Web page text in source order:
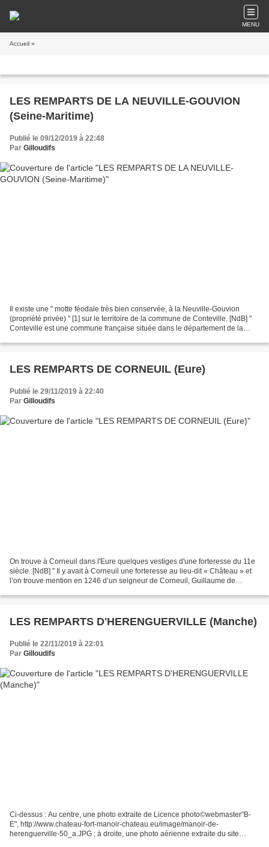
MENU
Accueil »
LES REMPARTS DE LA NEUVILLE-GOUVION
(Seine-Maritime)
Publié le 09/12/2019 à 22:48
Par Gilloudifs
Il existe une " motte féodale très bien conservée, à la Neuville-Gouvion
(propriété privée) " [1] sur le territoire de la commune de Conteville. [NdB] "
Conteville est une commune française située dans le département de la
LES REMPARTS DE CORNEUIL (Eure)
Publié le 29/11/2019 à 22:40
Par Gilloudifs
On trouve à Corneuil dans l'Eure quelques vestiges d'une forteresse du 11e
siècle. [NdB] " Il y avait à Corneuil une forteresse au lieu-dit « Château » et
l’on trouve mention en 1246 d’un seigneur de Corneuil, Guillaume de
LES REMPARTS D'HERENGUERVILLE (Manche)
Publié le 22/11/2019 à 22:01
Par Gilloudifs
Ci-dessus : Au centre, une photo extraite de Licence photo©webmaster"B-
E", http://www.chateau-fort-manoir-chateau.eu/image/manoir-de-
herenguerville-50_a.JPG ; à droite, une photo aérienne extraite du site